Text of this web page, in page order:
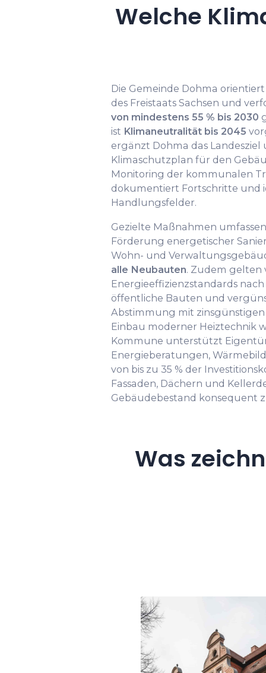
Welche
Die Gemeinde Dohma
des Freistaats Sachsen und
von mindestens 55 % bis 2030
ist Klimaneutralität bis 2045
ergänzt Dohma das
Klimaschutzplan für den
Monitoring der kommunalen
dokumentiert Fortschritte und
Handlungsfelder.
Gezielte Maßnahmen
Förderung energetischer
Wohn- und
alle Neubauten. Zudem gelten
Energieeffizienzstandards
öffentliche Bauten und
Abstimmung mit
Einbau moderner Heiztechnik
Kommune unterstützt
Energieberatungen,
von bis zu 35 % der
Fassaden, Dächern und
Gebäudebestand konsequent
Was